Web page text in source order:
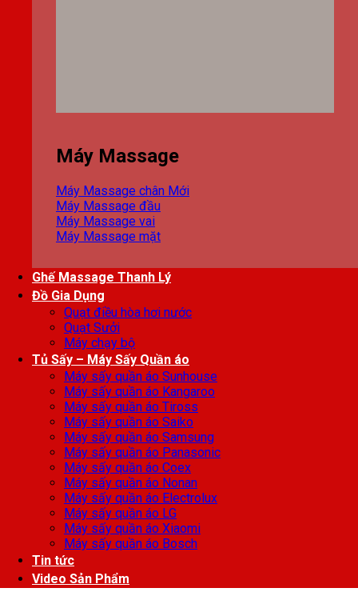
Máy Massage
Máy Massage chân
Máy Massage đầu
Máy Massage vai
Máy Massage mặt
Ghế Massage Thanh Lý
Đồ Gia Dụng
Quạt điều hòa hơi nước
Quạt Sưởi
Máy chạy bộ
Tủ Sấy – Máy Sấy Quần áo
Máy sấy quần áo Sunhouse
Máy sấy quần áo Kangaroo
Máy sấy quần áo Tiross
Máy sấy quần áo Saiko
Máy sấy quần áo Samsung
Máy sấy quần áo Panasonic
Máy sấy quần áo Coex
Máy sấy quần áo Nonan
Máy sấy quần áo Electrolux
Máy sấy quần áo LG
Máy sấy quần áo Xiaomi
Máy sấy quần áo Bosch
Tin tức
Video Sản Phẩm